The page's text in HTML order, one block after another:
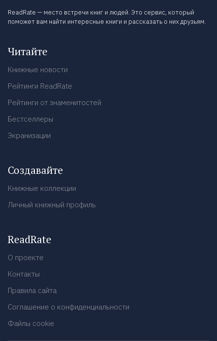
ReadRate — место встречи книг и людей. Это сервис, который
поможет вам найти интересные книги и рассказать о них друзьям.
Читайте
Книжные новости
Рейтинги ReadRate
Рейтинги от знаменитостей
Бестселлеры
Экранизации
Создавайте
Книжные коллекции
Личный книжный профиль
ReadRate
О проекте
Контакты
Правила сайта
Соглашение о конфиденциальности
Файлы cookie